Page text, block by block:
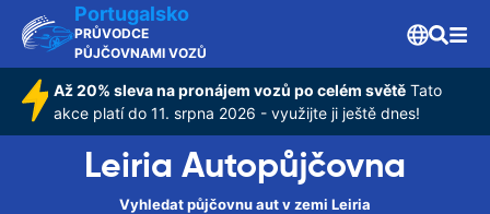
Portugalsko
PRŮVODCE
PŮJČOVNAMI VOZŮ
Až 20% sleva na pronájem vozů po celém světě Tato
akce platí do 11. srpna 2026 - využijte ji ještě dnes!
Leiria Autopůjčovna
Vyhledat půjčovnu aut v zemi Leiria